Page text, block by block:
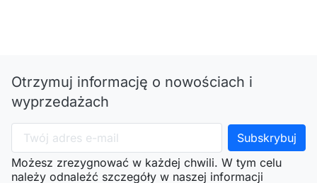
Otrzymuj informację o nowościach i
wyprzedażach
Możesz zrezygnować w każdej chwili. W tym celu
należy odnaleźć szczegóły w naszej informacji